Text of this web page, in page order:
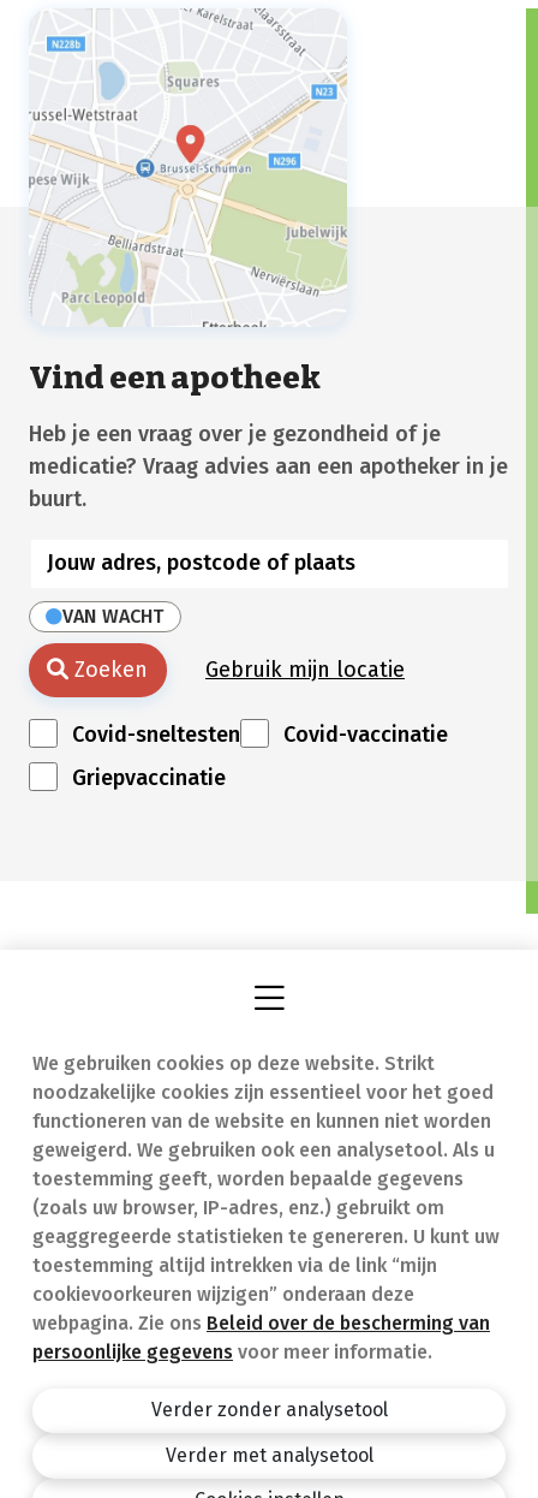
We gebruiken cookies op deze website. Strikt
noodzakelijke cookies zijn essentieel voor het goed
functioneren van de website en kunnen niet worden
geweigerd. We gebruiken ook een analysetool. Als u
toestemming geeft, worden bepaalde gegevens
(zoals uw browser, IP-adres, enz.) gebruikt om
geaggregeerde statistieken te genereren. U kunt uw
toestemming altijd intrekken via de link “mijn
cookievoorkeuren wijzigen” onderaan deze
webpagina. Zie ons Beleid over de bescherming van
persoonlijke gegevens voor meer informatie.
Verder zonder analysetool
Verder met analysetool
Vind een apotheek
Heb je een vraag over je gezondheid of je
medicatie? Vraag advies aan een apotheker in je
buurt.
VAN WACHT
Zoeken Gebruik mijn locatie
Covid-sneltesten
Covid-vaccinatie
Griepvaccinatie
Vind een apotheek
Onze expertise
Ziekten
Geneesmiddelen
In geval van nood
Contact
Veelgestelde vragen
(FAQ)
Apotheek.be
Privacy policy
Algemene voorwaarden
design by